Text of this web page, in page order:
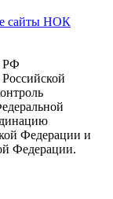
сайты НОК
РФ
Федерации и
Федерации.